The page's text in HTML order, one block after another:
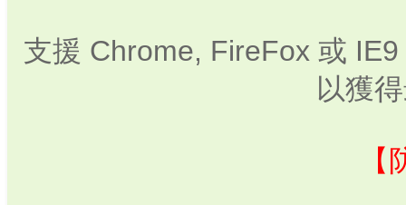
支援 Chrome, FireFox 或
以獲